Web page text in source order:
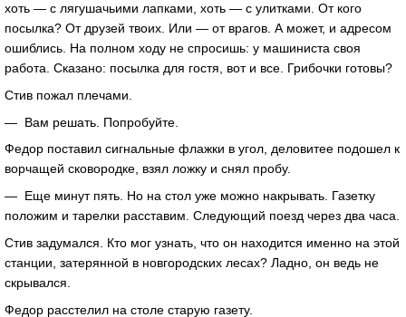
хоть — с лягушачьими лапками, хоть — с улитками. От кого
посылка? От друзей твоих. Или — от врагов. А может, и адресом
ошиблись. На полном ходу не спросишь: у машиниста своя
работа. Сказано: посылка для гостя, вот и все. Грибочки готовы?
Стив пожал плечами.
— Вам решать. Попробуйте.
Федор поставил сигнальные флажки в угол, деловитее подошел к
ворчащей сковородке, взял ложку и снял пробу.
— Еще минут пять. Но на стол уже можно накрывать. Газетку
положим и тарелки расставим. Следующий поезд через два часа.
Стив задумался. Кто мог узнать, что он находится именно на этой
станции, затерянной в новгородских лесах? Ладно, он ведь не
скрывался.
Федор расстелил на столе старую газету.